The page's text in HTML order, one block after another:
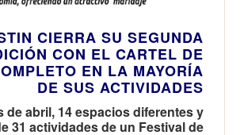
CIERRA SU SEGUNDA
CON EL CARTEL DE
EN LA MAYORÍA
DE SUS ACTIVIDADES
de abril, 14 espacios diferentes y
31 actividades de un Festival de